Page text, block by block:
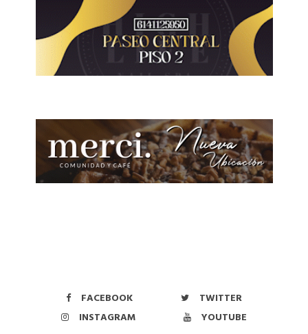
FACEBOOK
TWITTER
INSTAGRAM
YOUTUBE